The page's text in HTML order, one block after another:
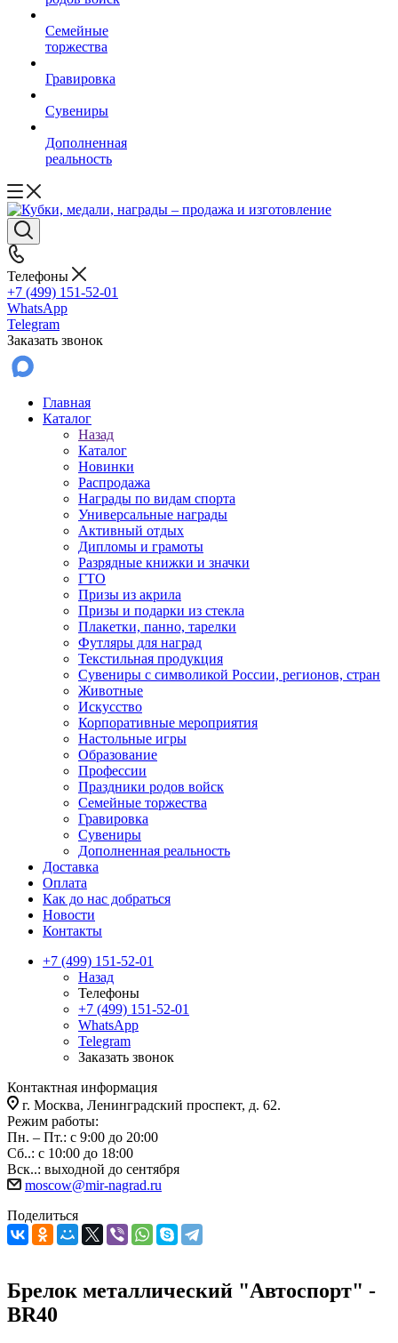
Семейные
торжества
Гравировка
Сувениры
Дополненная
реальность
Телефоны
+7 (499) 151-52-01
WhatsApp
Telegram
Заказать звонок
Главная
Каталог
Назад
Каталог
Новинки
Распродажа
Награды по видам спорта
Универсальные награды
Активный отдых
Дипломы и грамоты
Разрядные книжки и значки
ГТО
Призы из акрила
Призы и подарки из стекла
Плакетки, панно, тарелки
Футляры для наград
Текстильная продукция
Сувениры с символикой России, регионов, стран
Животные
Искусство
Корпоративные мероприятия
Настольные игры
Образование
Профессии
Праздники родов войск
Семейные торжества
Гравировка
Сувениры
Дополненная реальность
Доставка
Оплата
Как до нас добраться
Новости
Контакты
+7 (499) 151-52-01
Назад
Телефоны
+7 (499) 151-52-01
WhatsApp
Telegram
Заказать звонок
Контактная информация
г. Москва, Ленинградский проспект, д. 62.
Режим работы:
Пн. – Пт.: с 9:00 до 20:00
Сб..: с 10:00 до 18:00
Вск..: выходной до сентября
moscow@mir-nagrad.ru
Поделиться
Брелок металлический "Автоспорт" -
BR40